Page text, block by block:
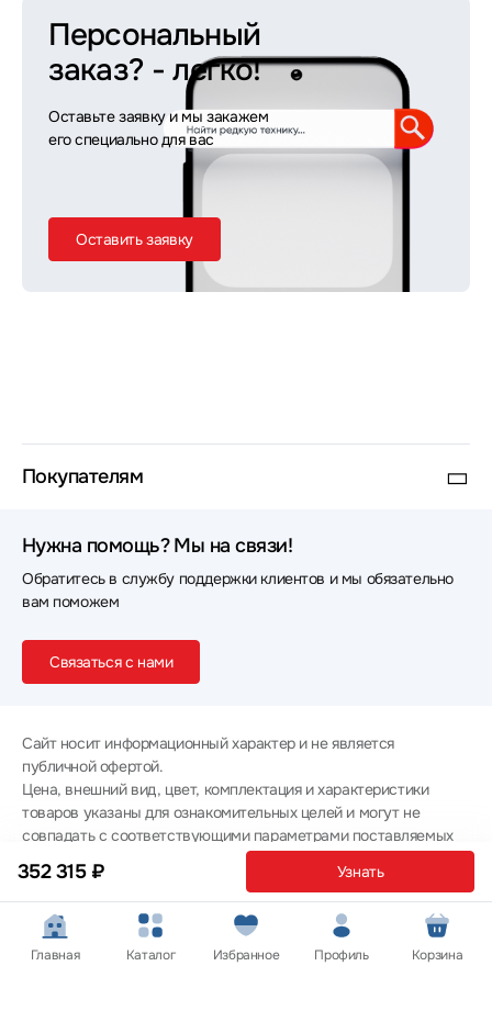
352 315 ₽ Узнать
Персональный
заказ? - легко!
Оставьте заявку и мы закажем
его специально для вас
Оставить заявку
Покупателям
Нужна помощь? Мы на связи!
Обратитесь в службу поддержки клиентов и мы обязательно
вам поможем
Связаться с нами
Сайт носит информационный характер и не является
публичной офертой.
Цена, внешний вид, цвет, комплектация и характеристики
товаров указаны для ознакомительных целей и могут не
совпадать с соответствующими параметрами поставляемых
товаров - уточняйте информацию у менеджера при
оформлении заказа.
Политика конфиденциальности
© 2012 — 2026 ООО «Эпл Тэк»
Главная Каталог Избранное Профиль Корзина